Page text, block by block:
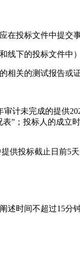
投标文件中提交
线下的投标文件中）
相关的测试报告或证
计未完成的提供
”；投标人的成立
供投标截止日前5
时间不超过15分